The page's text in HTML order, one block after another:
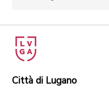
Città di Lugano